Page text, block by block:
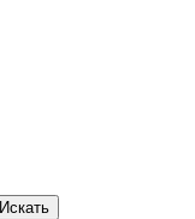
Искать